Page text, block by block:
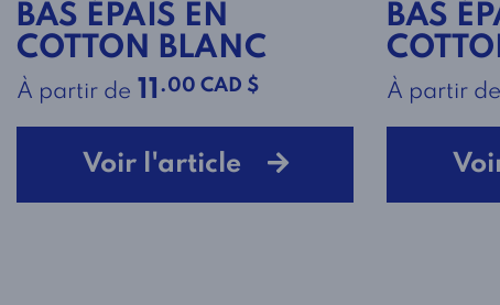
BAS ÉPAIS EN
COTTON BLANC
À partir de 11 .00 CAD $
Voir l'article
BAS
À partir de